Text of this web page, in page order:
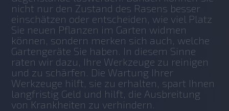
nicht nur den Zustand des Rasens besser
einschätzen oder entscheiden, wie viel Platz
Sie neuen Pflanzen im Garten widmen
können, sondern merken sich auch, welche
Gartengeräte Sie haben. In diesem Sinne
raten wir dazu, Ihre Werkzeuge zu reinigen
und zu schärfen. Die Wartung Ihrer
Werkzeuge hilft, sie zu erhalten, spart Ihnen
langfristig Geld und hilft, die Ausbreitung
von Krankheiten zu verhindern.